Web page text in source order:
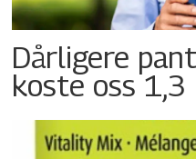
Dårligere
koste oss